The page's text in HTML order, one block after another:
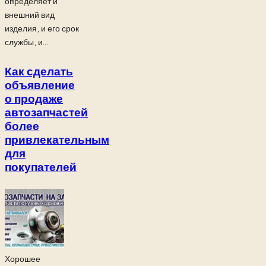
внешний вид
изделия, и его срок
службы, и...
Как сделать
объявление
о продаже
автозапчастей
более
привлекательным
для
покупателей
Хорошее